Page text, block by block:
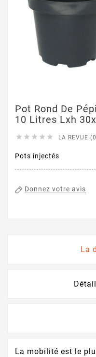
Pot Rond De
10 Litres Lxh
     LA REVUE
Pots injectés
Donnez votre avis
La
La mobilité est le